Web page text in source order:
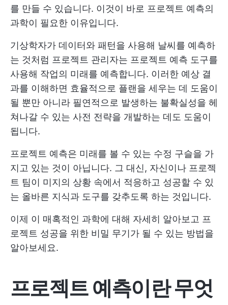
를 만들 수 있습니다. 이것이 바로 프로젝트 예측의
과학이 필요한 이유입니다.
기상학자가 데이터와 패턴을 사용해 날씨를 예측하
는 것처럼 프로젝트 관리자는 프로젝트 예측 도구를
사용해 작업의 미래를 예측합니다. 이러한 예상 결
과를 이해하면 효율적으로 플랜을 세우는 데 도움이
될 뿐만 아니라 필연적으로 발생하는 불확실성을 헤
쳐나갈 수 있는 사전 전략을 개발하는 데도 도움이
됩니다.
프로젝트 예측은 미래를 볼 수 있는 수정 구슬을 가
지고 있는 것이 아닙니다. 그 대신, 자신이나 프로젝
트 팀이 미지의 상황 속에서 적응하고 성공할 수 있
는 올바른 지식과 도구를 갖추도록 하는 것입니다.
이제 이 매혹적인 과학에 대해 자세히 알아보고 프
로젝트 성공을 위한 비밀 무기가 될 수 있는 방법을
알아보세요.
프로젝트 예측이란 무엇